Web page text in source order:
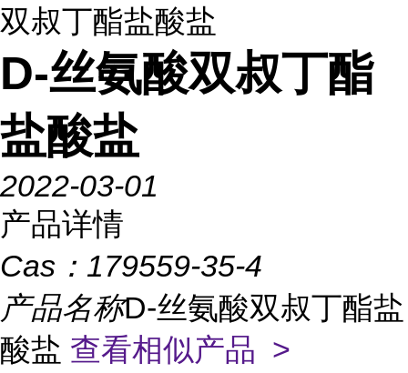
双叔丁酯盐酸盐
D-丝氨酸双叔丁酯
盐酸盐
2022-03-01
产品详情
Cas： 179559-35-4
产品名称D-丝氨酸双叔丁酯盐
酸盐 查看相似产品 >